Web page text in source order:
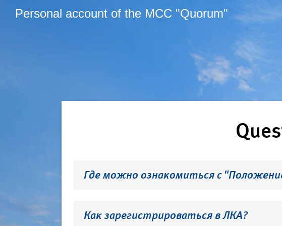
Personal account of the MCC "Quorum"
Где можно ознакомиться с
Как зарегистрироваться в ЛКА?